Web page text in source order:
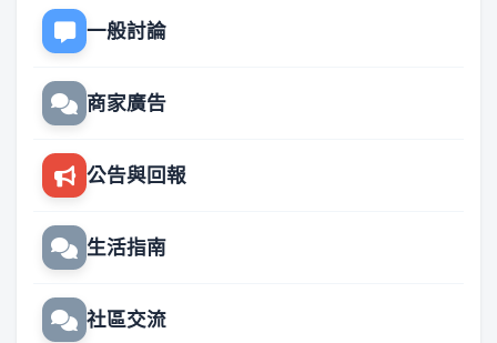
一般討論
商家廣告
公告與回報
生活指南
社區交流